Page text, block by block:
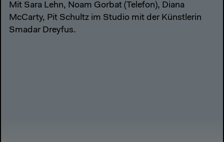
Mit Sara Lehn, Noam Gorbat (Telefon), Diana
McCarty, Pit Schultz im Studio mit der Künstlerin
Smadar Dreyfus.